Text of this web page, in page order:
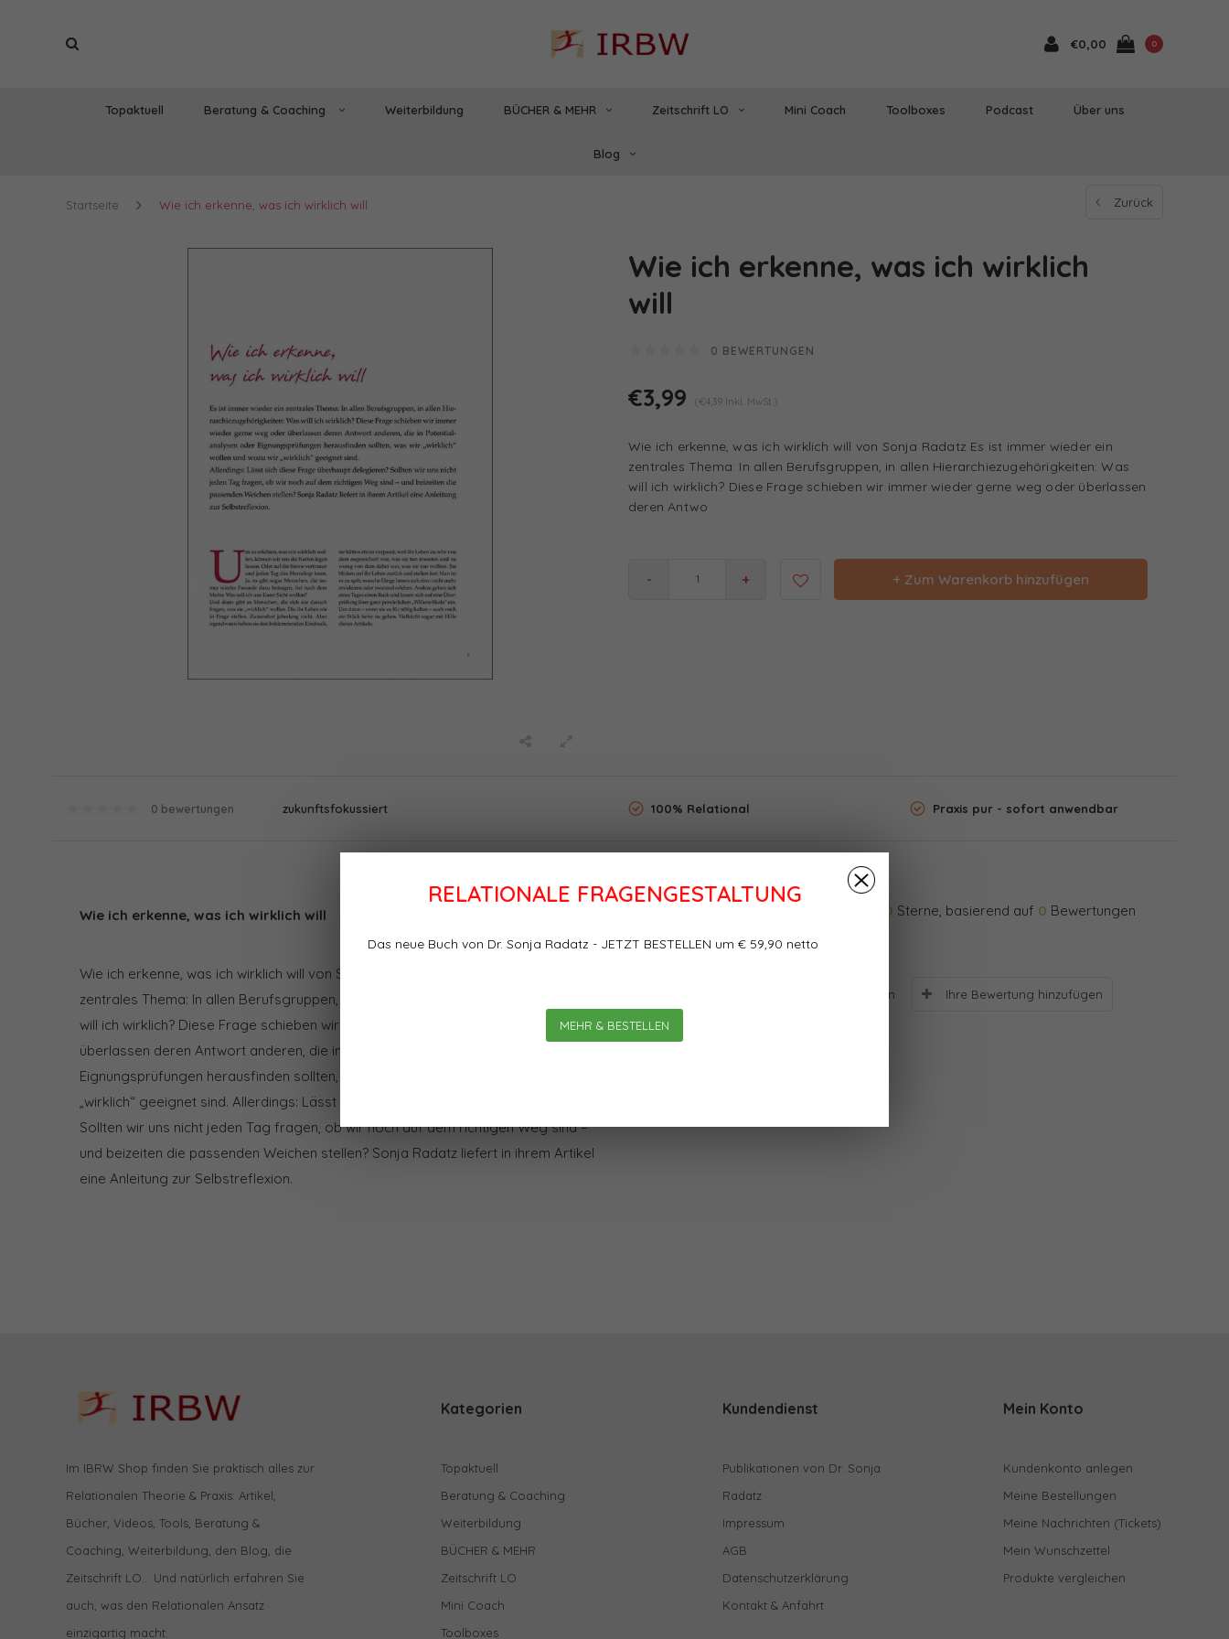
RELATIONALE FRAGENGESTALTUNG
Das neue Buch von Dr. Sonja Radatz - JETZT BESTELLEN um € 59,90 netto
MEHR & BESTELLEN
€0,00 0
Topaktuell Beratung & Coaching Weiterbildung BÜCHER & MEHR Zeitschrift LO Mini Coach Toolboxes Podcast Über uns
Blog
Startseite Wie ich erkenne, was ich wirklich will Zurück
Wie ich erkenne, was ich wirklich
will
0 BEWERTUNGEN
€3,99 (€4,39 Inkl. MwSt.)
Wie ich erkenne, was ich wirklich will von Sonja Radatz Es ist immer wieder ein
zentrales Thema: In allen Berufsgruppen, in allen Hierarchiezugehörigkeiten: Was
will ich wirklich? Diese Frage schieben wir immer wieder gerne weg oder überlassen
deren Antwo
- + + Zum Warenkorb hinzufügen
0 bewertungen zukunftsfokussiert 100% Relational Praxis pur - sofort anwendbar
Wie ich erkenne, was ich wirklich will
Wie ich erkenne, was ich wirklich will von Sonja Radatz Es ist immer wieder ein
zentrales Thema: In allen Berufsgruppen, in allen Hierarchiezugehörigkeiten: Was
will ich wirklich? Diese Frage schieben wir immer wieder gerne weg oder
überlassen deren Antwort anderen, die in Potentialanalysen oder
Eignungsprüfungen herausfinden sollten, was wir „wirklich“ wollen und wozu wir
„wirklich“ geeignet sind. Allerdings: Lässt sich diese Frage überhaupt delegieren?
Sollten wir uns nicht jeden Tag fragen, ob wir noch auf dem richtigen Weg sind –
und beizeiten die passenden Weichen stellen? Sonja Radatz liefert in ihrem Artikel
eine Anleitung zur Selbstreflexion.
0 Sterne, basierend auf 0 Bewertungen
Bewertungen Ihre Bewertung hinzufügen
Im IBRW Shop finden Sie praktisch alles zur
Relationalen Theorie & Praxis: Artikel,
Bücher, Videos, Tools, Beratung &
Coaching, Weiterbildung, den Blog, die
Zeitschrift LO… Und natürlich erfahren Sie
auch, was den Relationalen Ansatz
einzigartig macht.
Kategorien
Topaktuell
Beratung & Coaching
Weiterbildung
BÜCHER & MEHR
Zeitschrift LO
Mini Coach
Toolboxes
Kundendienst
Publikationen von Dr. Sonja
Radatz
Impressum
AGB
Datenschutzerklärung
Kontakt & Anfahrt
Mein Konto
Kundenkonto anlegen
Meine Bestellungen
Meine Nachrichten (Tickets)
Mein Wunschzettel
Produkte vergleichen